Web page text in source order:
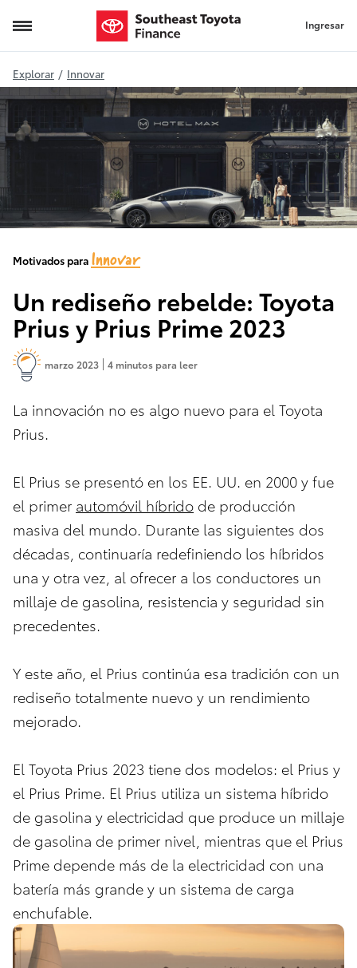
2023 Toyota Prius Ingresar
Explorar / Innovar
Motivados paraInnovar
Un rediseño rebelde: Toyota
Prius y Prius Prime 2023
marzo 2023 4 minutos para leer
La innovación no es algo nuevo para el Toyota
Prius.
El Prius se presentó en los EE. UU. en 2000 y fue
el primer automóvil híbrido de producción
masiva del mundo. Durante las siguientes dos
décadas, continuaría redefiniendo los híbridos
una y otra vez, al ofrecer a los conductores un
millaje de gasolina, resistencia y seguridad sin
precedentes.
Y este año, el Prius continúa esa tradición con un
rediseño totalmente nuevo y un rendimiento
mejorado.
El Toyota Prius 2023 tiene dos modelos: el Prius y
el Prius Prime. El Prius utiliza un sistema híbrido
de gasolina y electricidad que produce un millaje
de gasolina de primer nivel, mientras que el Prius
Prime depende más de la electricidad con una
batería más grande y un sistema de carga
enchufable.